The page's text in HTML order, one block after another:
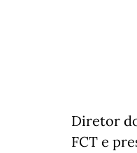
Diretor
FCT e